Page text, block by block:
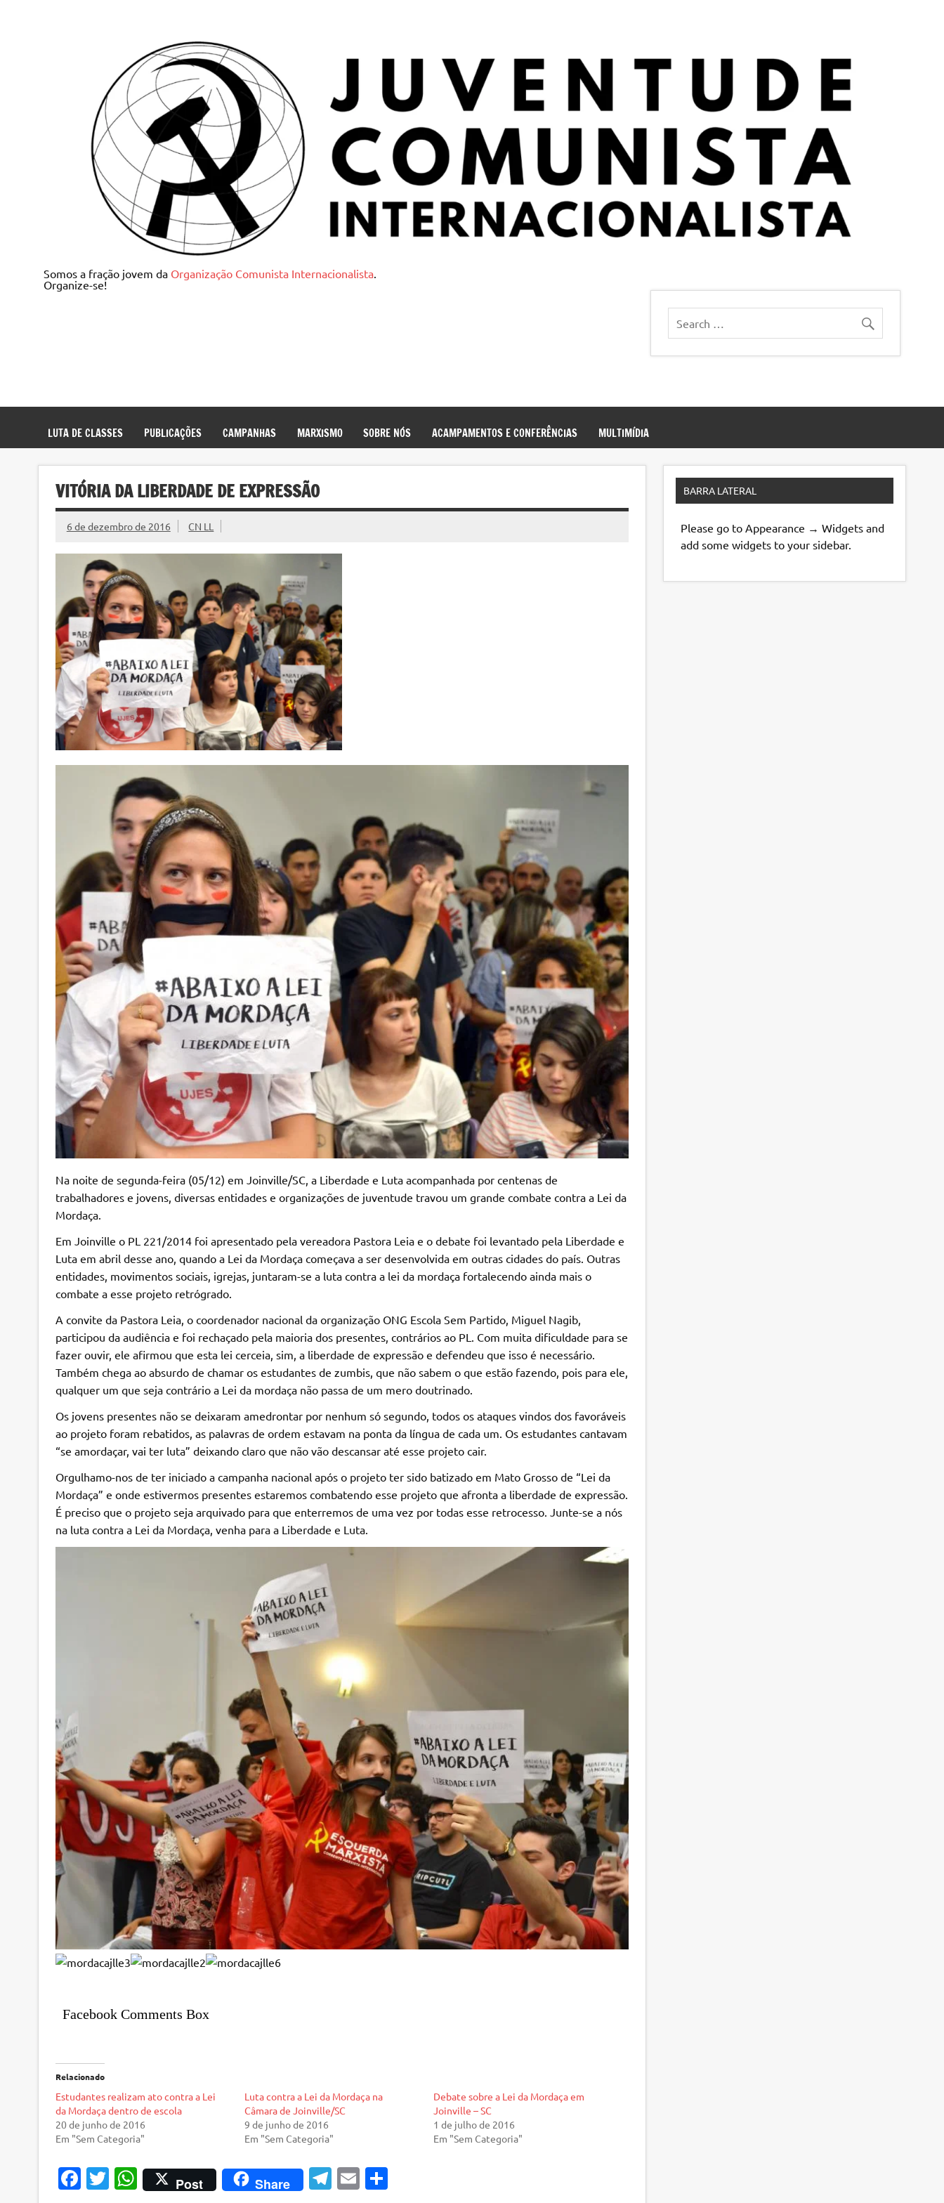
Juventude Comunista Internacionalista
Somos a fração jovem da Organização Comunista Internacionalista.
Organize-se!
LUTA DE CLASSES PUBLICAÇÕES CAMPANHAS MARXISMO SOBRE NÓS ACAMPAMENTOS E CONFERÊNCIAS MULTIMÍDIA
VITÓRIA DA LIBERDADE DE EXPRESSÃO
6 de dezembro de 2016 CN LL
Na noite de segunda-feira (05/12) em Joinville/SC, a Liberdade e Luta acompanhada por centenas de
trabalhadores e jovens, diversas entidades e organizações de juventude travou um grande combate contra a Lei da
Mordaça.
Em Joinville o PL 221/2014 foi apresentado pela vereadora Pastora Leia e o debate foi levantado pela Liberdade e
Luta em abril desse ano, quando a Lei da Mordaça começava a ser desenvolvida em outras cidades do país. Outras
entidades, movimentos sociais, igrejas, juntaram-se a luta contra a lei da mordaça fortalecendo ainda mais o
combate a esse projeto retrógrado.
A convite da Pastora Leia, o coordenador nacional da organização ONG Escola Sem Partido, Miguel Nagib,
participou da audiência e foi rechaçado pela maioria dos presentes, contrários ao PL. Com muita dificuldade para se
fazer ouvir, ele afirmou que esta lei cerceia, sim, a liberdade de expressão e defendeu que isso é necessário.
Também chega ao absurdo de chamar os estudantes de zumbis, que não sabem o que estão fazendo, pois para ele,
qualquer um que seja contrário a Lei da mordaça não passa de um mero doutrinado.
Os jovens presentes não se deixaram amedrontar por nenhum só segundo, todos os ataques vindos dos favoráveis
ao projeto foram rebatidos, as palavras de ordem estavam na ponta da língua de cada um. Os estudantes cantavam
“se amordaçar, vai ter luta” deixando claro que não vão descansar até esse projeto cair.
Orgulhamo-nos de ter iniciado a campanha nacional após o projeto ter sido batizado em Mato Grosso de “Lei da
Mordaça” e onde estivermos presentes estaremos combatendo esse projeto que afronta a liberdade de expressão.
É preciso que o projeto seja arquivado para que enterremos de uma vez por todas esse retrocesso. Junte-se a nós
na luta contra a Lei da Mordaça, venha para a Liberdade e Luta.
Facebook Comments Box
Relacionado
Estudantes realizam ato contra a Lei
da Mordaça dentro de escola
20 de junho de 2016
Em "Sem Categoria"
Luta contra a Lei da Mordaça na
Câmara de Joinville/SC
9 de junho de 2016
Em "Sem Categoria"
Debate sobre a Lei da Mordaça em
Joinville – SC
1 de julho de 2016
Em "Sem Categoria"
Fa T W
Post Share
T E S
BARRA LATERAL
Please go to Appearance → Widgets and
add some widgets to your sidebar.